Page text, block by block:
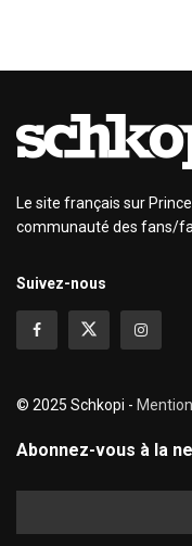
Le site français sur
communauté des fans/
Suivez-nous
© 2025 Schkopi -
Abonnez-vous à la